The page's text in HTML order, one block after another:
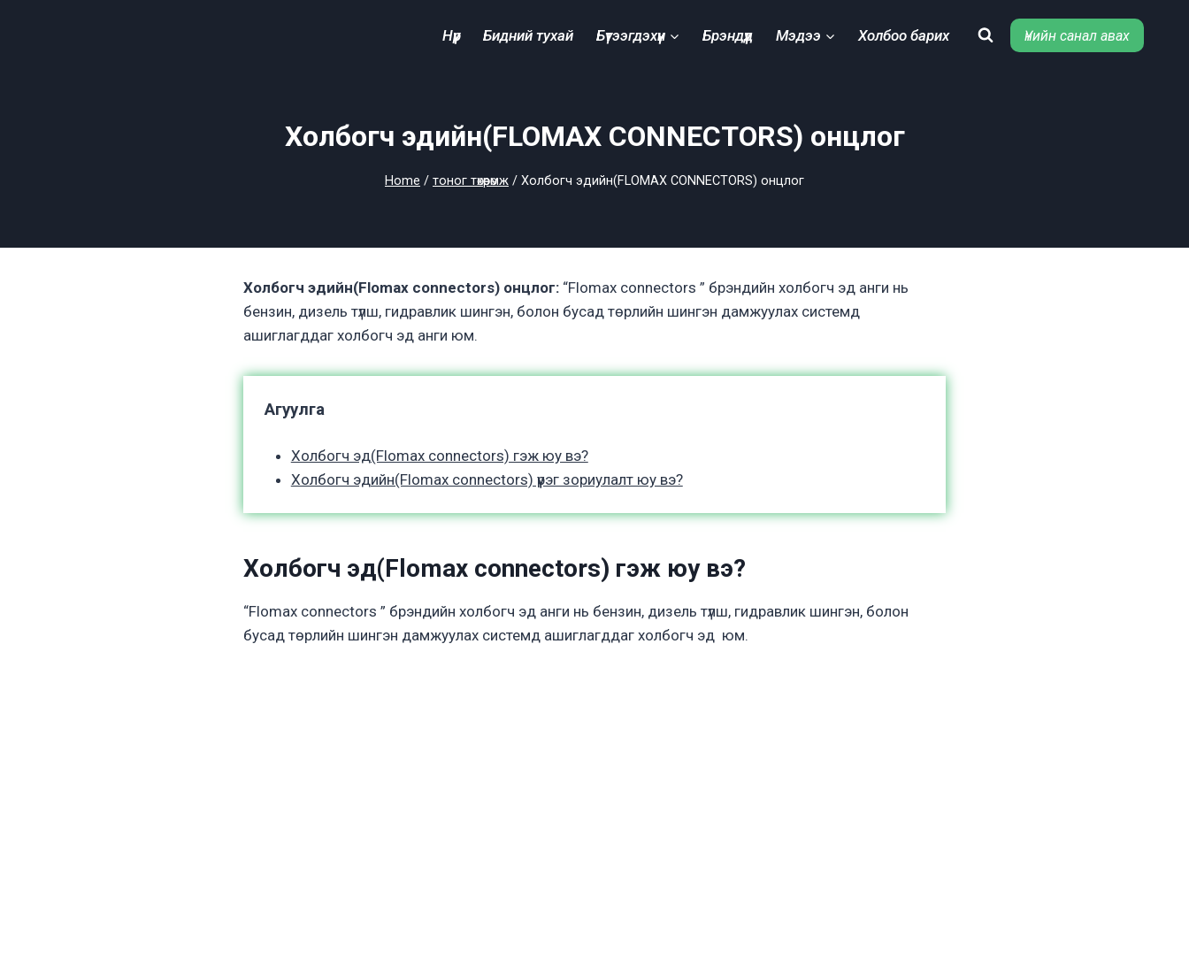
Нүүр Бидний тухай Бүтээгдэхүүн Брэндүүд Мэдээ Холбоо барих Үнийн санал авах
Холбогч эдийн(FLOMAX CONNECTORS) онцлог
Home / тоног төхөөрөмж / Холбогч эдийн(FLOMAX CONNECTORS) онцлог
Холбогч эдийн(Flomax connectors) онцлог: “Flomax connectors ” брэндийн холбогч эд анги нь
бензин, дизель түлш, гидравлик шингэн, болон бусад төрлийн шингэн дамжуулах системд
ашиглагддаг холбогч эд анги юм.
Агуулга
Холбогч эд(Flomax connectors) гэж юу вэ?
Холбогч эдийн(Flomax connectors) үүрэг зориулалт юу вэ?
Холбогч эд(Flomax connectors) гэж юу вэ?
“Flomax connectors ” брэндийн холбогч эд анги нь бензин, дизель түлш, гидравлик шингэн, болон
бусад төрлийн шингэн дамжуулах системд ашиглагддаг холбогч эд юм.